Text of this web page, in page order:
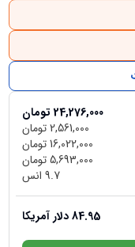
24,276,000 تومان
2,561,000تومان
16,022,000تومان
5,693,000تومان
9.7 انس
84.95دلار آمریکا